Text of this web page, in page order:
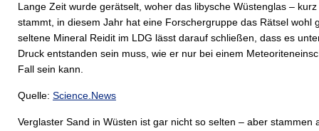
Lange Zeit wurde gerätselt, woher das libysche Wüstenglas –
stammt, in diesem Jahr hat eine Forschergruppe das Rätsel wohl
seltene Mineral Reidit im LDG lässt darauf schließen, dass es
Druck entstanden sein muss, wie er nur bei einem
Fall sein kann.
Quelle: Science.News
Verglaster Sand in Wüsten ist gar nicht so selten – aber stammen